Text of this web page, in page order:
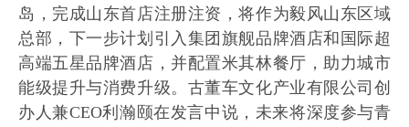
岛，完成山东首店注册注资，将作为毅风山东区域
总部，下一步计划引入集团旗舰品牌酒店和国际超
高端五星品牌酒店，并配置米其林餐厅，助力城市
能级提升与消费升级。古董车文化产业有限公司创
办人兼CEO利瀚颐在发言中说，未来将深度参与青